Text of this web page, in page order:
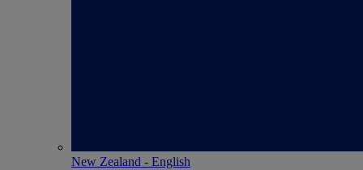
New Zealand - English